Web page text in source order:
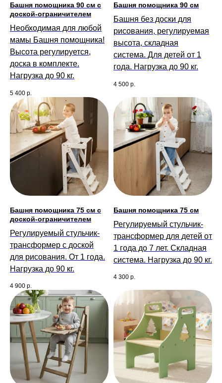
Башня помощника 90 см с
доской-ограничителем
Необходимая для любой
мамы Башня помощника!
Высота регулируется,
доска в комплекте.
Нагрузка до 90 кг.
5 400 р.
Башня помощника 90 см
Башня без доски для
рисования, регулируемая
высота, складная
система. Для детей от 1
года. Нагрузка до 90 кг.
4 500 р.
Башня помощника 75 см с
доской-ограничителем
Регулируемый стульчик-
трансформер с доской
для рисования. От 1 года.
Нагрузка до 90 кг.
4 900 р.
Башня помощника 75 см
Регулируемый стульчик-
трансформер для детей от
1 года до 7 лет. Складная
система. Нагрузка до 90 кг.
4 300 р.